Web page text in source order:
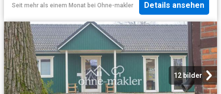
Seit mehr als einem Monat bei Ohne-makler Details ansehen
12 bilder